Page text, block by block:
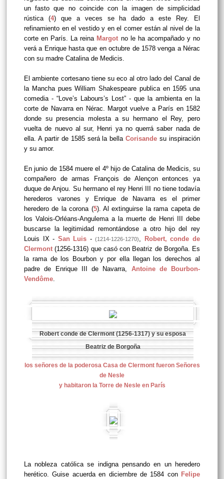
un fasto que no coincide con la imagen de simplicidad
rústica (4) que a veces se ha dado a este Rey. El
refinamiento en el vestido y en el comer están al nivel de la
corte en París. La reina Margot no le ha acompañado y no
verá a Enrique hasta que en octubre de 1578 venga a Nérac
con su madre Catalina de Medicis.
El ambiente cortesano tiene su eco al otro lado del Canal de
la Mancha pues William Shakespeare publica en 1595 una
comedia - “Love’s Labours’s Lost” - que la ambienta en la
corte de Navarra en Nérac. Margot vuelve a París en 1582
donde su presencia molesta a su hermano el Rey, pero
vuelta de nuevo al sur, Henri ya no querrá saber nada de
ella. A partir de 1585 será la bellaCorisande su inspiración
y su amor.
En junio de 1584 muere el 4º hijo de Catalina de Medicis, su
compañero de armas François de Alençon entonces ya
duque de Anjou. Su hermano el rey Henri III no tiene todavía
herederos varones y Enrique de Navarra es el primer
heredero de la corona (5). Al extinguirse la rama capeta de
los Valois-Orléans-Angulema a la muerte de Henri III debe
buscarse la legitimidad remontándose a otro hijo del rey
Louis IX - San Luis -(1214-1226-1270),
Robert, conde de
Clermont(1256-1316) que casó con Beatriz de Borgoña. Es
la rama de los Bourbon y por ella llegan los derechos al
padre de Enrique III de Navarra, Antoine de Bourbon-
Vendôme.
Robert conde de Clermont (1256-1317) y su esposa
Beatriz de Borgoña
los señores de la poderosa Casa de Clermont fueron Señores
de Nesle
y habitaron la Torre de Nesle en París
La nobleza católica se indigna pensando en un heredero
herético. Guise acuerda en diciembre de 1584 con Felipe